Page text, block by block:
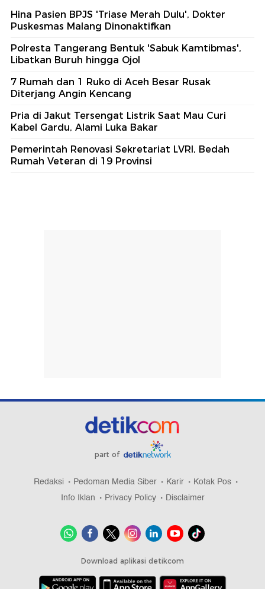
Hina Pasien BPJS 'Triase Merah Dulu', Dokter
Puskesmas Malang Dinonaktifkan
Polresta Tangerang Bentuk 'Sabuk Kamtibmas',
Libatkan Buruh hingga Ojol
7 Rumah dan 1 Ruko di Aceh Besar Rusak
Diterjang Angin Kencang
Pria di Jakut Tersengat Listrik Saat Mau Curi
Kabel Gardu, Alami Luka Bakar
Pemerintah Renovasi Sekretariat LVRI, Bedah
Rumah Veteran di 19 Provinsi
part of
Redaksi Pedoman Media Siber Karir
Kotak Pos
Info Iklan
Privacy Policy Disclaimer
Download aplikasi detikcom